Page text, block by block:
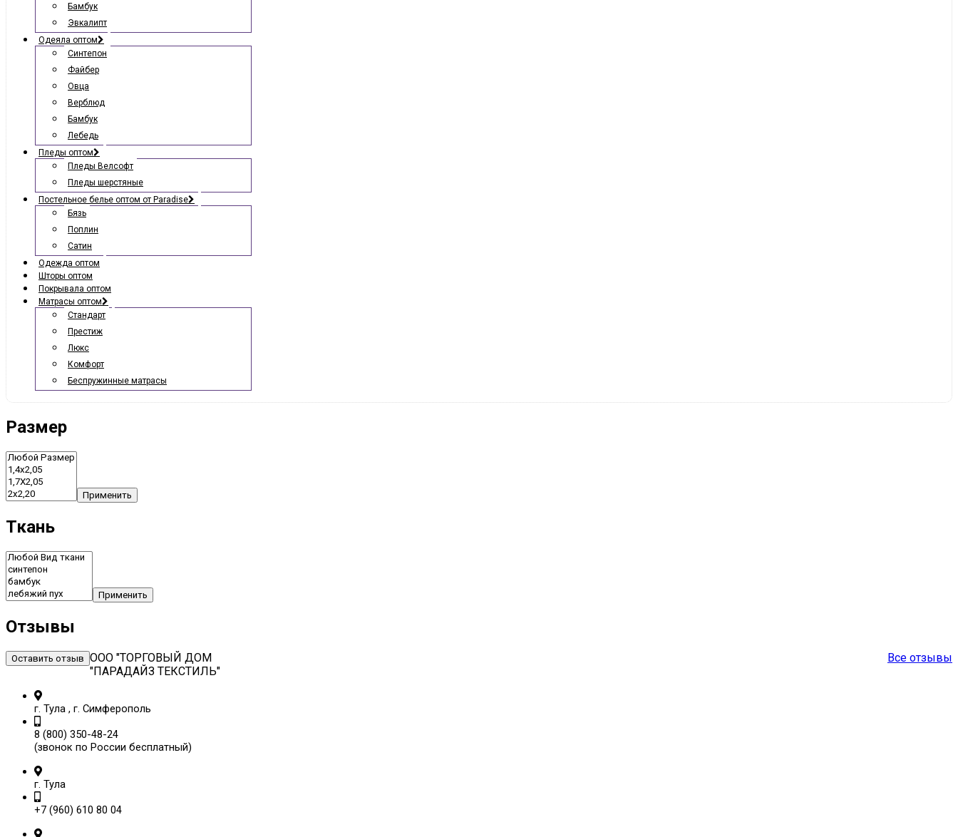
Бамбук
Эвкалипт
Одеяла оптом
Синтепон
Файбер
Овца
Верблюд
Бамбук
Лебедь
Пледы оптом
Пледы Велсофт
Пледы шерстяные
Постельное белье оптом от Paradise
Бязь
Поплин
Сатин
Одежда оптом
Шторы оптом
Покрывала оптом
Матрасы оптом
Стандарт
Престиж
Люкс
Комфорт
Беспружинные матрасы
Размер
Применить
Ткань
Применить
Отзывы
Оставить отзыв Все отзывы
ООО "ТОРГОВЫЙ ДОМ
"ПАРАДАЙЗ ТЕКСТИЛЬ"
г. Тула , г. Симферополь
8 (800) 350-48-24
(звонок по России бесплатный)
г. Тула
+7 (960) 610 80 04